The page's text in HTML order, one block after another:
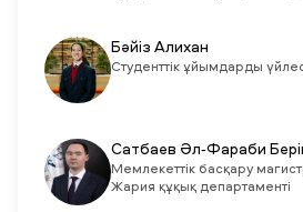
Бәйіз Алихан
Студенттік ұйымдарды
Сатбаев Әл-Фараби
Мемлекеттік басқару
Жария құқық департаменті